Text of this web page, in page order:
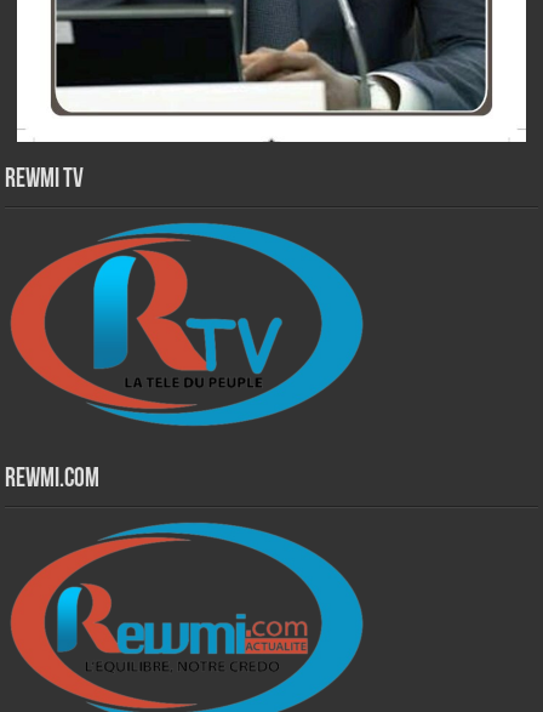
Rewmi TV
Rewmi.Com